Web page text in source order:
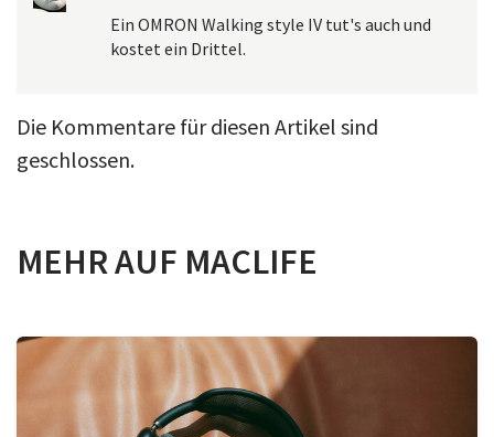
Ein OMRON Walking style IV tut's auch und
kostet ein Drittel.
Die Kommentare für diesen Artikel sind
geschlossen.
MEHR AUF MACLIFE